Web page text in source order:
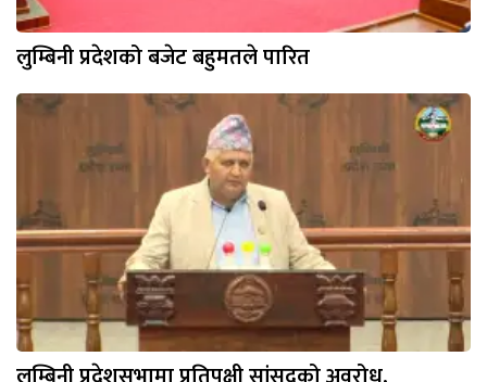
लुम्बिनी प्रदेशको बजेट बहुमतले पारित